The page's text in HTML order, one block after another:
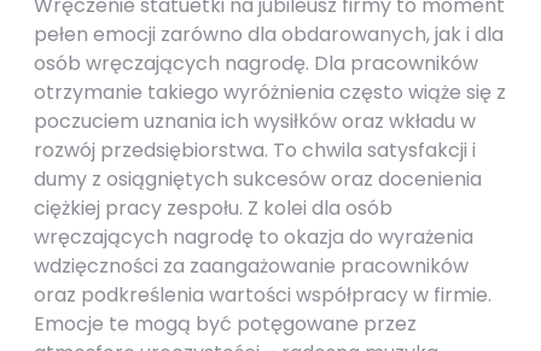
pełen emocji zarówno dla obdarowanych, jak i dla
osób wręczających nagrodę. Dla pracowników
otrzymanie takiego wyróżnienia często wiąże się z
poczuciem uznania ich wysiłków oraz wkładu w
rozwój przedsiębiorstwa. To chwila satysfakcji i
dumy z osiągniętych sukcesów oraz docenienia
ciężkiej pracy zespołu. Z kolei dla osób
wręczających nagrodę to okazja do wyrażenia
wdzięczności za zaangażowanie pracowników
oraz podkreślenia wartości współpracy w firmie.
Emocje te mogą być potęgowane przez